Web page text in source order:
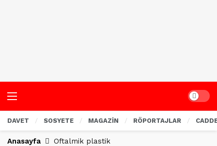
Dark
DAVET SOSYETE MAGAZİN RÖPORTAJLAR
Anasayfa Oftalmik plastik